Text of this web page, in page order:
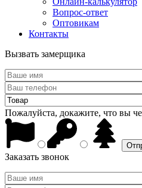
Вопрос-ответ
Оптовикам
Контакты
Вызвать замерщика
Пожалуйста, докажите, что вы
Заказать звонок